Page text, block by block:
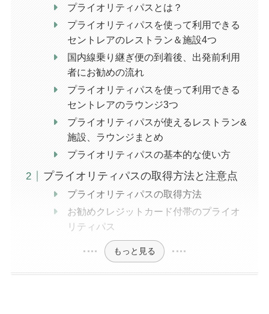
プライオリティパスとは？
プライオリティパスを使って利用できる
セントレアのレストラン＆施設4つ
国内線乗り継ぎ便の到着後、出発前利用
者にお勧めの流れ
プライオリティパスを使って利用できる
セントレアのラウンジ3つ
プライオリティパスが使えるレストラン&
施設、ラウンジまとめ
プライオリティパスの基本的な使い方
プライオリティパスの取得方法と注意点
プライオリティパスの取得方法
お勧めクレジットカード付帯のプライオ
リティパス
もっと見る